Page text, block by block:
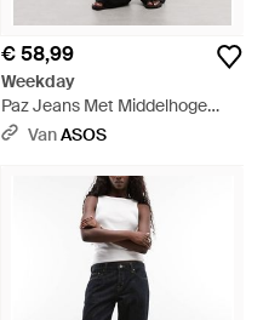
€ 58,99
Weekday
Paz Jeans Met Middelhoge
Taille En Wijde Pijpen - Zwart
VanASOS